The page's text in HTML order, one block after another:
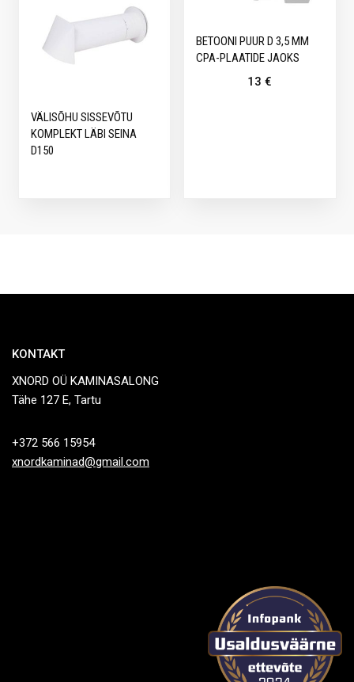
VÄLISÕHU SISSEVÕTU
KOMPLEKT LÄBI SEINA
D150
BETOONI PUUR D 3,5 MM
CPA-PLAATIDE JAOKS
13€
KONTAKT
XNORD OÜ KAMINASALONG
Tähe 127 E, Tartu
+372 566 15954
xnordkaminad@gmail.com